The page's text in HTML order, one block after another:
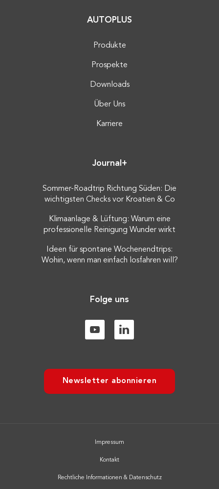
AUTOPLUS
Produkte
Prospekte
Downloads
Über Uns
Karriere
Journal+
Sommer-Roadtrip Richtung Süden: Die
wichtigsten Checks vor Kroatien & Co
Klimaanlage & Lüftung: Warum eine
professionelle Reinigung Wunder wirkt
Ideen für spontane Wochenendtrips:
Wohin, wenn man einfach losfahren will?
Folge uns
Newsletter abonnieren
Impressum
Kontakt
Rechtliche Informationen & Datenschutz